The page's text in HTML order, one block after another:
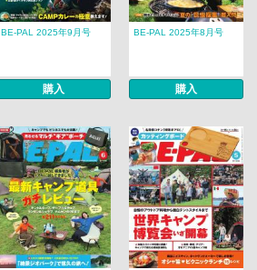
BE-PAL 2025年9月号
購入
BE-PAL 2025年8月号
購入